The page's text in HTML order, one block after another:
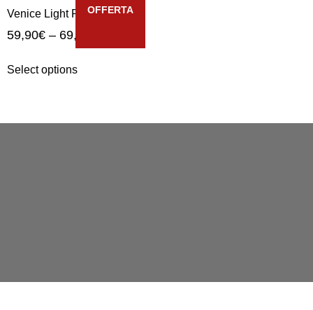
OFFERTA
Venice Light Riva
59,90€ – 69,90
Select options